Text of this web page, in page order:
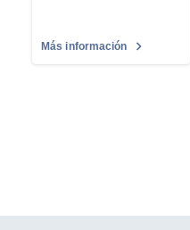
Más información